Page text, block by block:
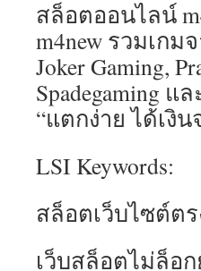
สล็อตออนไลน์
m4new รวมเก
Joker Gaming,
Spadegaming
“แตกง่าย ได้เงิ
LSI Keywords:
สล็อตเว็บไซต์ต
เว็บสล็อตไม่ล็อ